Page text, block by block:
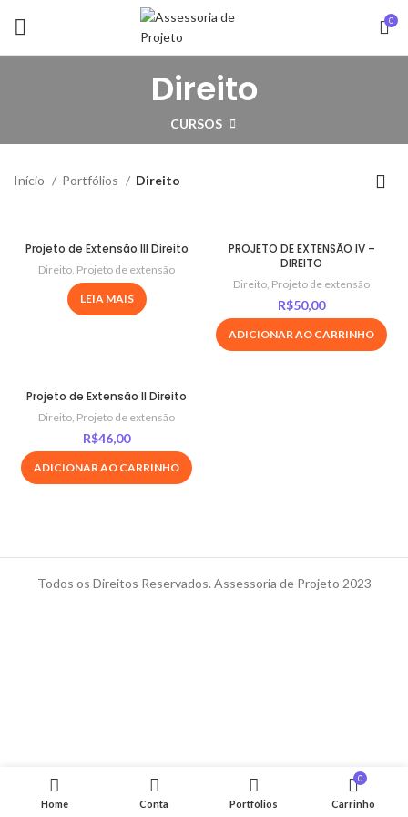
0
Direito
CURSOS
Início Portfólios Direito
Projeto de Extensão III Direito
Direito, Projeto de extensão
LEIA MAIS
PROJETO DE EXTENSÃO IV –
DIREITO
Direito, Projeto de extensão
R$50,00
ADICIONAR AO CARRINHO
Projeto de Extensão II Direito
Direito, Projeto de extensão
R$46,00
ADICIONAR AO CARRINHO
Todos os Direitos Reservados. Assessoria de Projeto 2023
Home Conta Portfólios
0
Carrinho